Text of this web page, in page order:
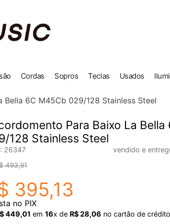
Cordas Sopros Teclas Usados
Bella 6C M45Cb 029/128 Stainless Steel
Para Baixo La
128 Stainless Steel
: 26347 vendido e
493,91
395,13
no PIX
449,01 em 16x de R$28,06 no cartão de crédito